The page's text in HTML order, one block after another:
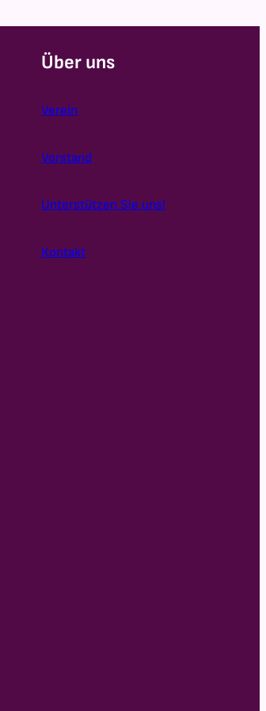
Über uns
Verein
Vorstand
Unterstützen Sie uns!
Kontakt